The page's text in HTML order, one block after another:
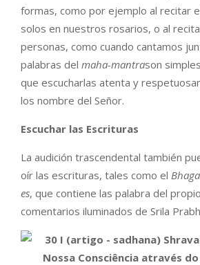
formas, como por ejemplo al recitar
solos en nuestros rosarios, o al
personas, como cuando cantamos
palabras del maha-mantrason
que escucharlas atenta y
los nombre del Señor.
Escuchar las Escrituras
La audición trascendental también
oír las escrituras, tales como el
es, que contiene las palabra del
comentarios iluminados de Srila